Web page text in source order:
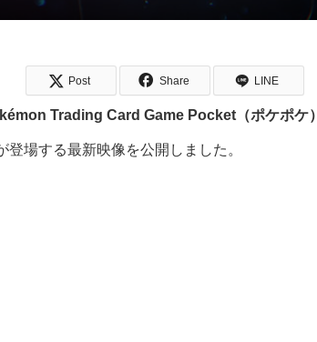
Post Share LINE
Trading Card Game Pocket（ポケポケ）
場する最新映像を公開しました。